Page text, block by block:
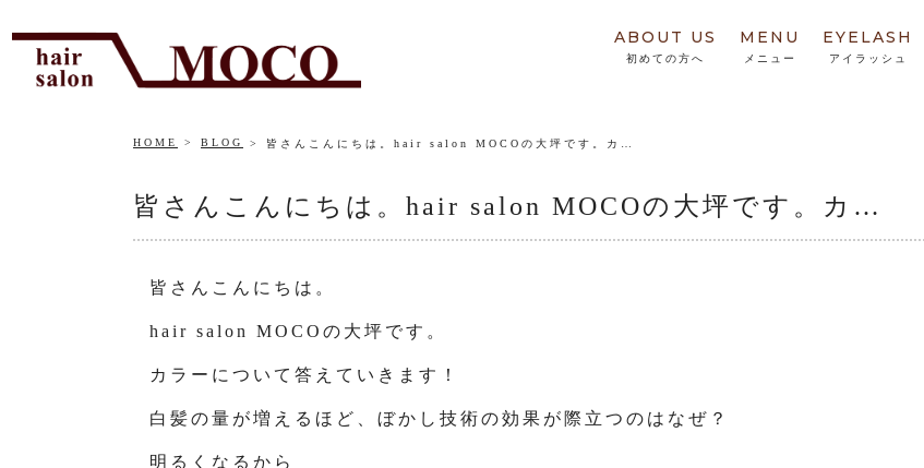
ABOUT US
初めての方へ
MENU
メニュー
EYELASH
アイラッシュ
HOME BLOG 皆さんこんにちは。hair salon MOCOの大坪です。カ…
皆さんこんにちは。hair salon MOCOの大坪です。カ…
皆さんこんにちは。
hair salon MOCOの大坪です。
カラーについて答えていきます！
白髪の量が増えるほど、ぼかし技術の効果が際立つのはなぜ？
明るくなるから